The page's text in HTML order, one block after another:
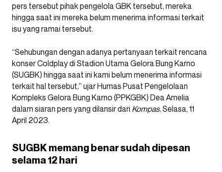
pers tersebut pihak pengelola GBK tersebut, mereka
hingga saat ini mereka belum menerima informasi terkait
isu yang ramai tersebut.
“Sehubungan dengan adanya pertanyaan terkait rencana
konser Coldplay di Stadion Utama Gelora Bung Karno
(SUGBK) hingga saat ini kami belum menerima informasi
terkait hal tersebut,” ujar Humas Pusat Pengelolaan
Kompleks Gelora Bung Karno (PPKGBK) Dea Amelia
dalam siaran pers yang dilansir dari Kompas, Selasa, 11
April 2023.
SUGBK memang benar sudah dipesan
selama 12 hari